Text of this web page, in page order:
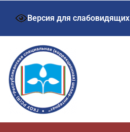
Версия для слабовидящих